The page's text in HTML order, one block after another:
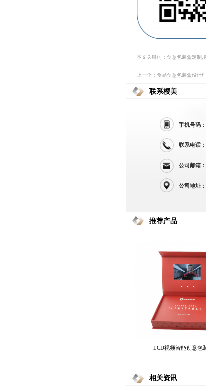
本文关键词：创意包装盒定制,
上一个：食品创意包装盒设计
联系樱美
手机号码：
联系电话：
公司邮箱
公司地址
推荐产品
LCD视频智能创意包
相关资讯